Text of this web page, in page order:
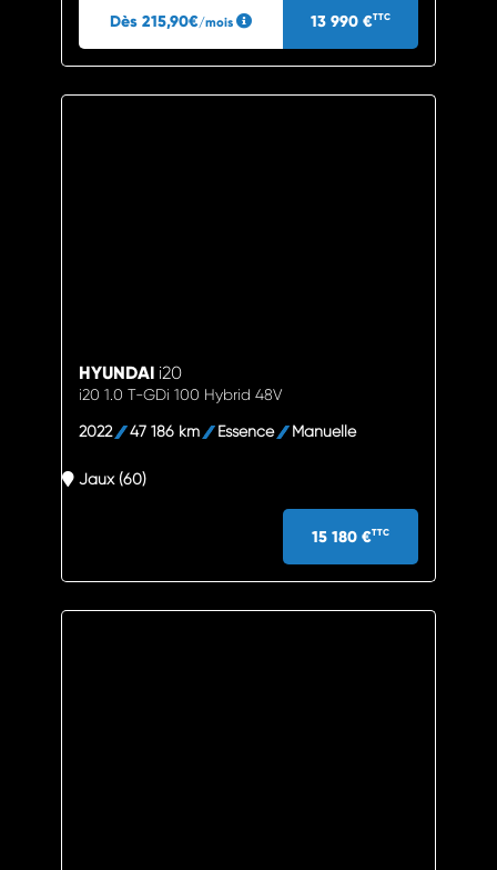
Dès 215,90€/mois 13 990 €TTC
HYUNDAI i20
i20 1.0 T-GDi 100 Hybrid 48V
2022 47 186 km Essence Manuelle
Jaux (60)
15 180 €TTC